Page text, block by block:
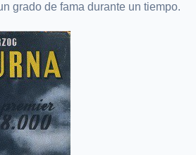
grado de fama durante un tiempo.